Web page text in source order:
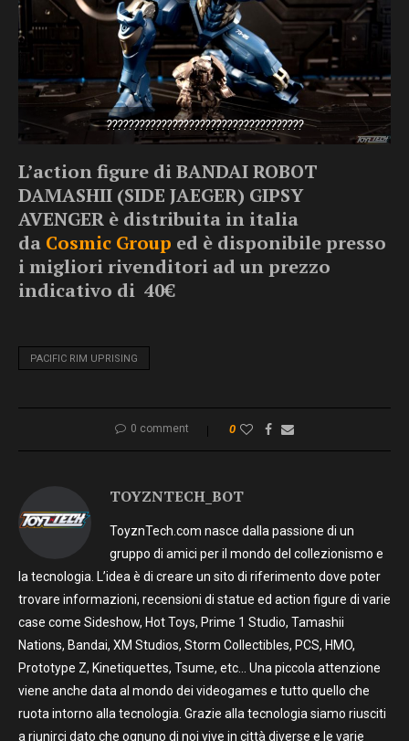
????????????????????????????????????
L’action figure di BANDAI ROBOT
DAMASHII (SIDE JAEGER) GIPSY
AVENGER è distribuita in italia
da Cosmic Group ed è disponibile presso
i migliori rivenditori ad un prezzo
indicativo di 40€
PACIFIC RIM UPRISING
0 comment 0
TOYZNTECH_BOT
ToyznTech.com nasce dalla passione di un
gruppo di amici per il mondo del collezionismo e
la tecnologia. L’idea è di creare un sito di riferimento dove poter
trovare informazioni, recensioni di statue ed action figure di varie
case come Sideshow, Hot Toys, Prime 1 Studio, Tamashii
Nations, Bandai, XM Studios, Storm Collectibles, PCS, HMO,
Prototype Z, Kinetiquettes, Tsume, etc… Una piccola attenzione
viene anche data al mondo dei videogames e tutto quello che
ruota intorno alla tecnologia. Grazie alla tecnologia siamo riusciti
a riunirci dato che ognuno di noi vive in città diverse e le varie